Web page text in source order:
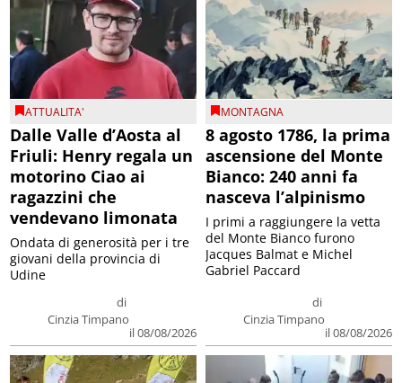
ATTUALITA'
Dalle Valle d’Aosta al
Friuli: Henry regala un
motorino Ciao ai
ragazzini che
vendevano limonata
di
Cinzia Timpano
il 08/08/2026
Ondata di generosità per i tre
giovani della provincia di
Udine
MONTAGNA
8 agosto 1786, la prima
ascensione del Monte
Bianco: 240 anni fa
nasceva l’alpinismo
di
Cinzia Timpano
il 08/08/2026
I primi a raggiungere la vetta
del Monte Bianco furono
Jacques Balmat e Michel
Gabriel Paccard